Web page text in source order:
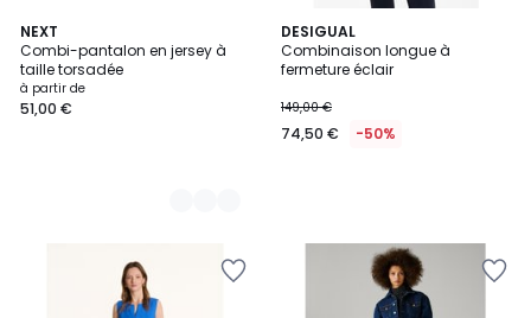
NEXT
Combi-pantalon en jersey à
taille torsadée
à partir de
51,00 €
3
Couleurs
DESIGUAL
Combinaison longue à
fermeture éclair
149,00 €
74,50 € -50%